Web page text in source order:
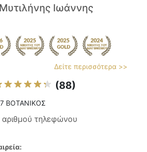
Ιωάννης
Δείτε περισσότερα >>
(88)
ΒΟΤΑΝΙΚΟΣ
τηλεφώνου